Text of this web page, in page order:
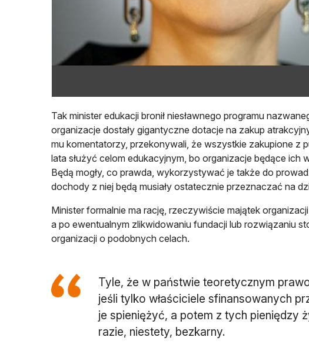
Tak minister edukacji bronił niesławnego programu
organizacje dostały gigantyczne dotacje na zakup
mu komentatorzy, przekonywali, że wszystkie zakupione z
lata służyć celom edukacyjnym, bo organizacje będące ich
Będą mogły, co prawda, wykorzystywać je także do
dochody z niej będą musiały ostatecznie przeznaczać na
Minister formalnie ma rację, rzeczywiście majątek
a po ewentualnym zlikwidowaniu fundacji lub rozwiązaniu
organizacji o podobnych celach.
Tyle, że w państwie teoretycznym
jeśli tylko właściciele sfinansowanych
je spieniężyć, a potem z tych pieniędzy
razie, niestety, bezkarny.